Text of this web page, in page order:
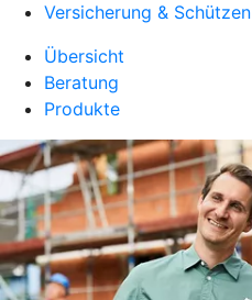
Versicherung & Schützen
Übersicht
Beratung
Produkte